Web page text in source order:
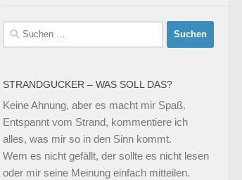
Suchen
nach:
STRANDGUCKER – WAS SOLL DAS?
Keine Ahnung, aber es macht mir Spaß.
Entspannt vom Strand, kommentiere ich
alles, was mir so in den Sinn kommt.
Wem es nicht gefällt, der sollte es nicht lesen
oder mir seine Meinung einfach mitteilen.